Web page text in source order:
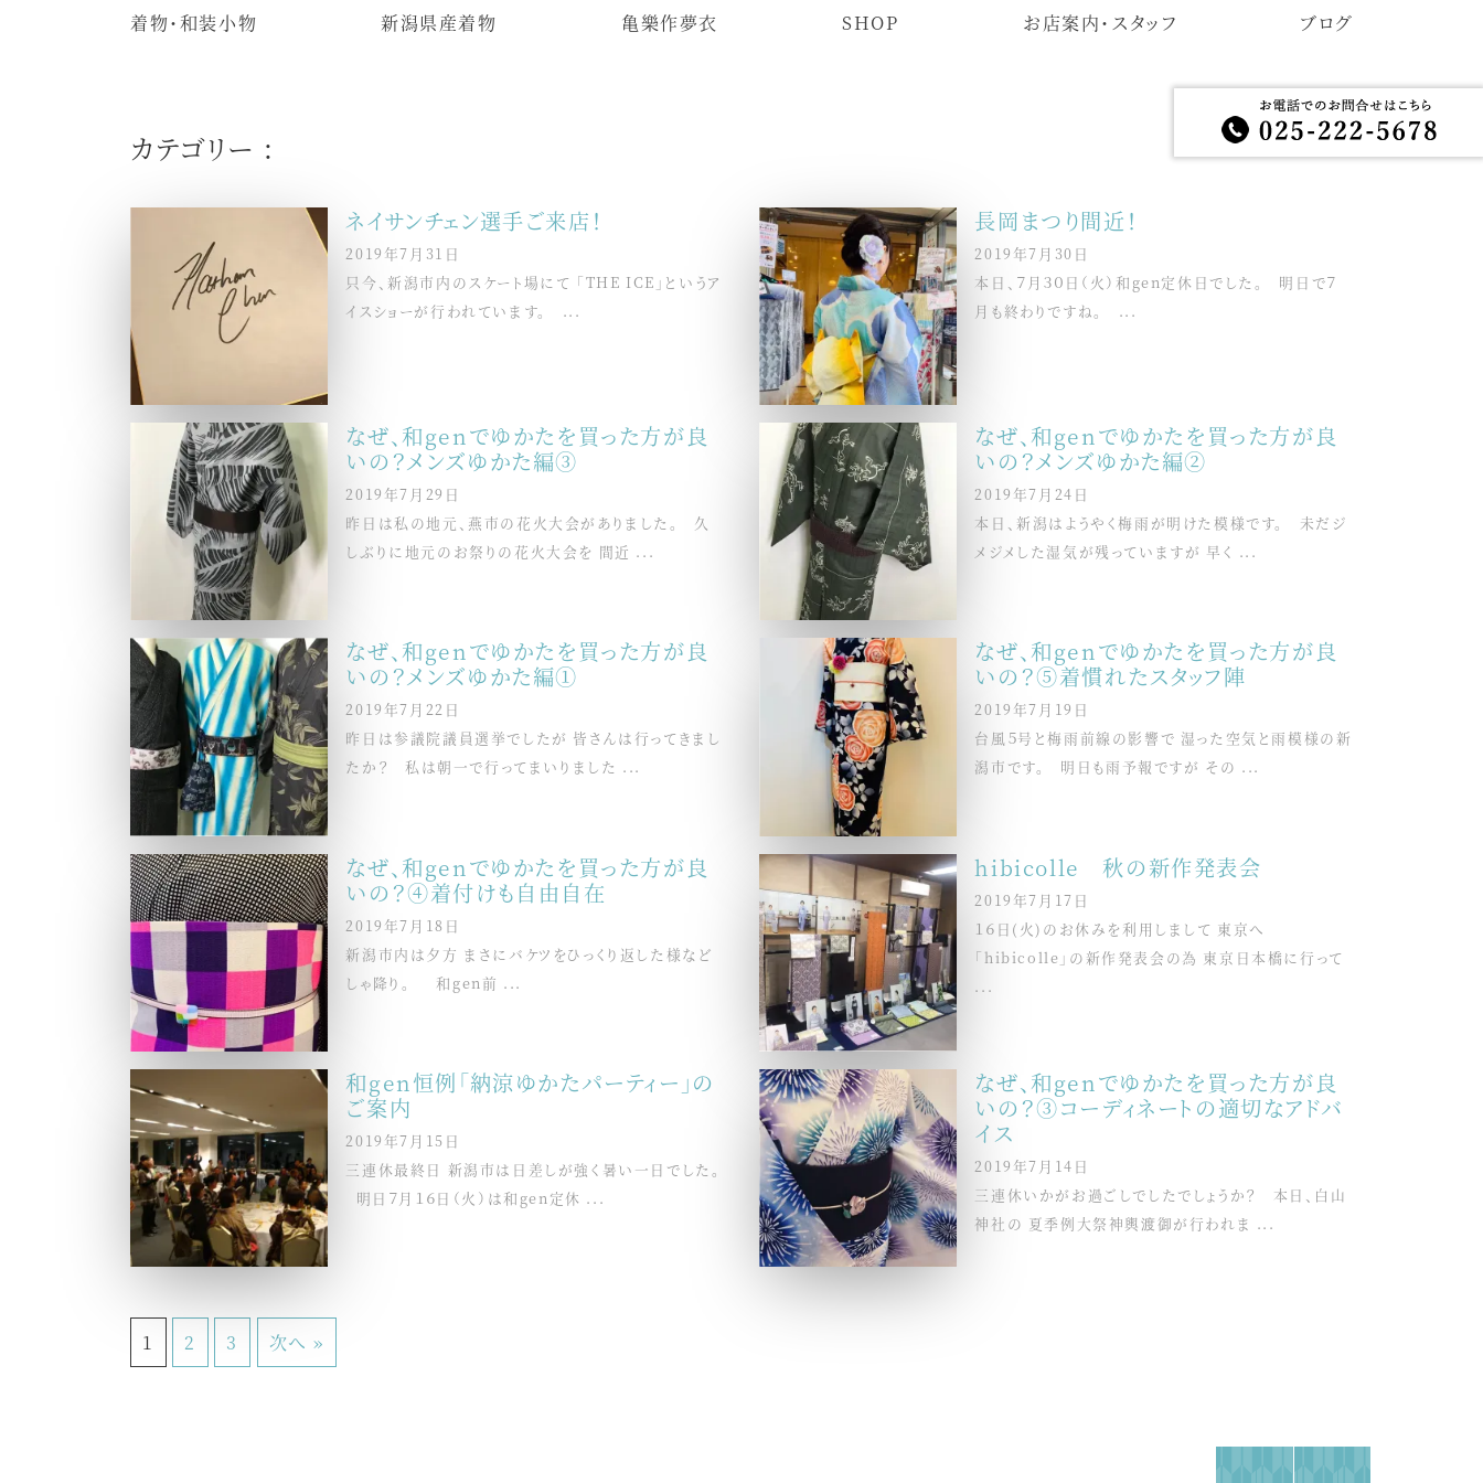
着物・和装小物 新潟県産着物 亀樂作夢衣 SHOP お店案内・スタッフ ブログ
カテゴリー :
ネイサンチェン選手ご来店！
2019年7月31日
只今、新潟市内のスケート場にて 「THE ICE」というア
イスショーが行われています。 ...
長岡まつり間近！
2019年7月30日
本日、７月３０日（火）和gen定休日でした。 明日で７
月も終わりですね。 ...
なぜ、和genでゆかたを買った方が良
いの？メンズゆかた編③
2019年7月29日
昨日は私の地元、燕市の花火大会がありました。 久
しぶりに地元のお祭りの花火大会を 間近 ...
なぜ、和genでゆかたを買った方が良
いの？メンズゆかた編②
2019年7月24日
本日、新潟はようやく梅雨が明けた模様です。 未だジ
メジメした湿気が残っていますが 早く ...
なぜ、和genでゆかたを買った方が良
いの？メンズゆかた編①
2019年7月22日
昨日は参議院議員選挙でしたが 皆さんは行ってきまし
たか？ 私は朝一で行ってまいりました ...
なぜ、和genでゆかたを買った方が良
いの？⑤着慣れたスタッフ陣
2019年7月19日
台風５号と梅雨前線の影響で 湿った空気と雨模様の新
潟市です。 明日も雨予報ですが その ...
なぜ、和genでゆかたを買った方が良
いの？④着付けも自由自在
2019年7月18日
新潟市内は夕方 まさにバケツをひっくり返した様など
しゃ降り。 和gen前 ...
hibicolle 秋の新作発表会
2019年7月17日
１６日(火)のお休みを利用しまして 東京へ
「hibicolle」の新作発表会の為 東京日本橋に行って
...
和gen恒例「納涼ゆかたパーティー」の
ご案内
2019年7月15日
三連休最終日 新潟市は日差しが強く暑い一日でした。
明日７月１６日（火）は和gen定休 ...
なぜ、和genでゆかたを買った方が良
いの？③コーディネートの適切なアドバ
イス
2019年7月14日
三連休いかがお過ごしでしたでしょうか？ 本日、白山
神社の 夏季例大祭神輿渡御が行われま ...
1 2 3 次へ »